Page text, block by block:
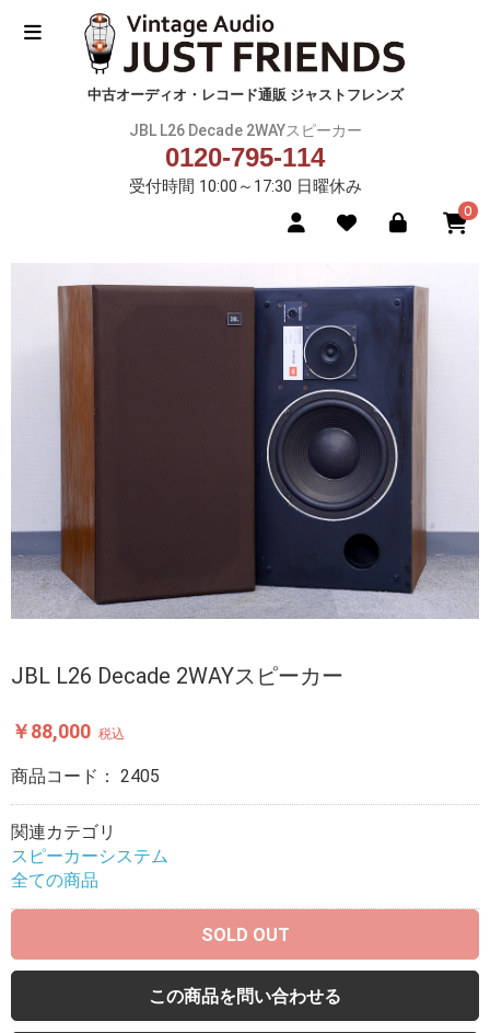
中古オーディオ・レコード通販 ジャストフレンズ
JBL L26 Decade 2WAYスピーカー
0120-795-114
受付時間 10:00～17:30 日曜休み
0
JBL L26 Decade 2WAYスピーカー
￥88,000 税込
商品コード： 2405
関連カテゴリ
スピーカーシステム
全ての商品
SOLD OUT
この商品を問い合わせる